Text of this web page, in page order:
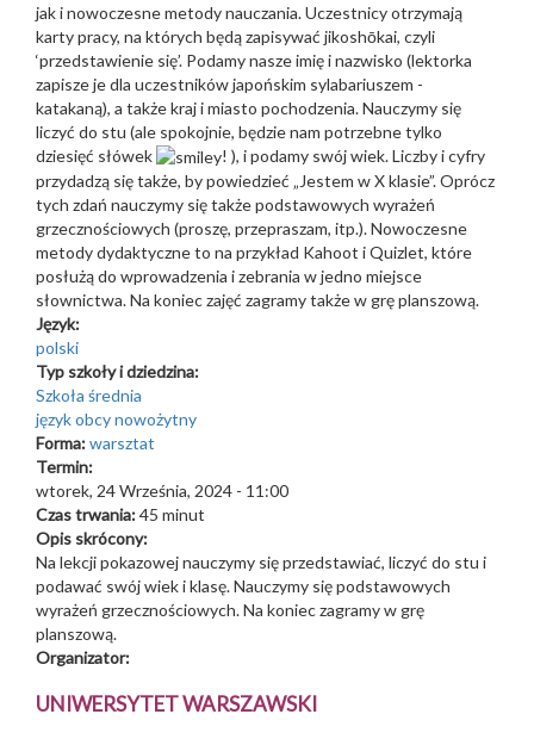
jak i nowoczesne metody nauczania. Uczestnicy otrzymają
karty pracy, na których będą zapisywać jikoshо̄kai, czyli
‘przedstawienie się’. Podamy nasze imię i nazwisko (lektorka
zapisze je dla uczestników japońskim sylabariuszem -
katakaną), a także kraj i miasto pochodzenia. Nauczymy się
liczyć do stu (ale spokojnie, będzie nam potrzebne tylko
dziesięć słówek
! ), i podamy swój wiek. Liczby i cyfry
przydadzą się także, by powiedzieć „Jestem w X klasie”. Oprócz
tych zdań nauczymy się także podstawowych wyrażeń
grzecznościowych (proszę, przepraszam, itp.). Nowoczesne
metody dydaktyczne to na przykład Kahoot i Quizlet, które
posłużą do wprowadzenia i zebrania w jedno miejsce
słownictwa. Na koniec zajęć zagramy także w grę planszową.
Język:
polski
Typ szkoły i dziedzina:
Szkoła średnia
język obcy nowożytny
Forma:warsztat
Termin:
wtorek, 24 Września, 2024 - 11:00
Czas trwania:45 minut
Opis skrócony:
Na lekcji pokazowej nauczymy się przedstawiać, liczyć do stu i
podawać swój wiek i klasę. Nauczymy się podstawowych
wyrażeń grzecznościowych. Na koniec zagramy w grę
planszową.
Organizator:
UNIWERSYTET WARSZAWSKI